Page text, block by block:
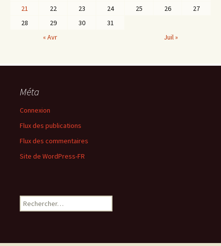
21
22 23 24 25 26
27
28
29 30
31
« Avr
Juil »
Méta
Connexion
Flux des publications
Flux des commentaires
Site de WordPress-FR
Rechercher :